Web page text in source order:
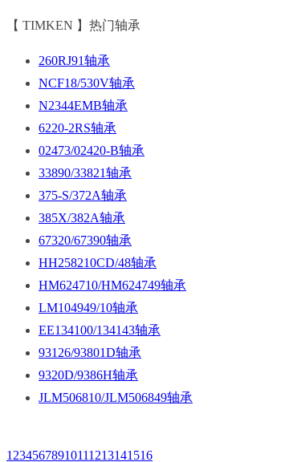
【 TIMKEN 】热门轴承
260RJ91轴承
NCF18/530V轴承
N2344EMB轴承
6220-2RS轴承
02473/02420-B轴承
33890/33821轴承
375-S/372A轴承
385X/382A轴承
67320/67390轴承
HH258210CD/48轴承
HM624710/HM624749轴承
LM104949/10轴承
EE134100/134143轴承
93126/93801D轴承
9320D/9386H轴承
JLM506810/JLM506849轴承
1 2345678910111213141516